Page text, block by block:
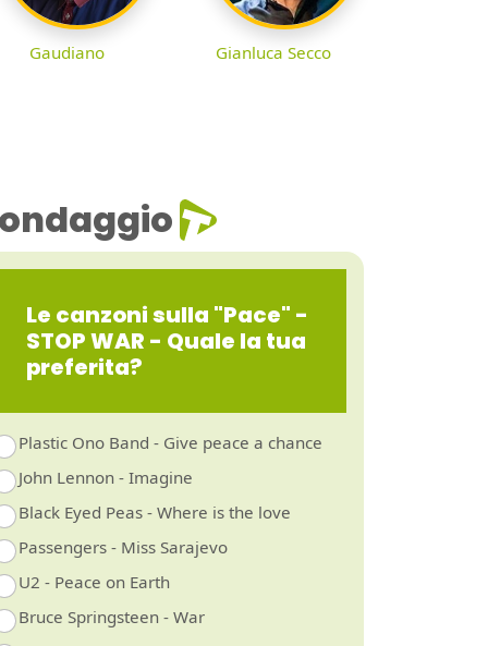
Gaudiano Gianluca Secco
Le canzoni sulla "Pace" -
STOP WAR - Quale la tua
preferita?
Plastic Ono Band - Give peace a chance
John Lennon - Imagine
Black Eyed Peas - Where is the love
Passengers - Miss Sarajevo
U2 - Peace on Earth
Bruce Springsteen - War